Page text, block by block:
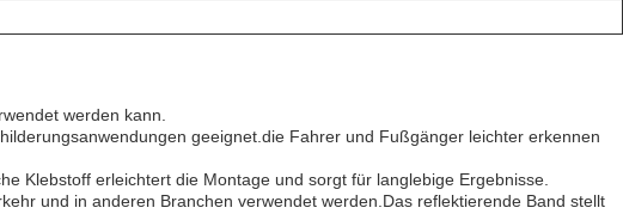
werden kann.
geeignet.die Fahrer und Fußgänger leichter erkennen
Klebstoff erleichtert die Montage und sorgt für langlebige Ergebnisse.
und in anderen Branchen verwendet werden.Das reflektierende Band stellt